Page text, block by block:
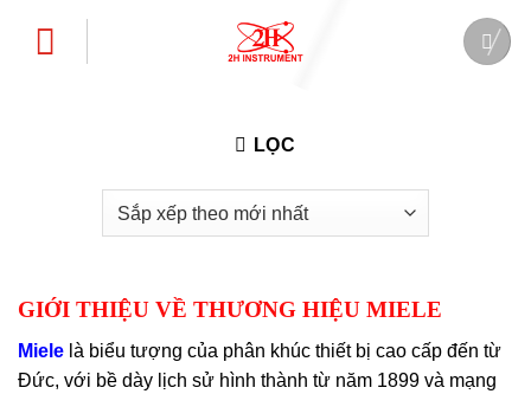
LỌC
GIỚI THIỆU VỀ THƯƠNG HIỆU MIELE
Miele là biểu tượng của phân khúc thiết bị cao cấp đến từ
Đức, với bề dày lịch sử hình thành từ năm 1899 và mạng